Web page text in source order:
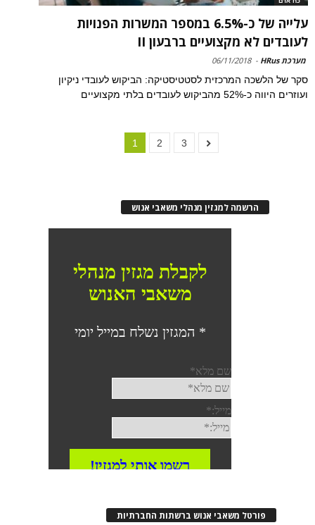
עלייה של כ-6.5% במספר המשרות הפנויות
לעובדים לא מקצועיים ברבעון II
מערכת HRus -
06/11/2018
סקר של הלשכה המרכזית לסטטיסטיקה: הביקוש לעובדי ניקיון
ועוזרים היווה כ-52% מהביקוש לעובדים בלתי מקצועיים
1 2 3
הרשמה למגזין מנהלי משאבי אנוש
פורטל משאבי אנוש ברשתות החברתיות